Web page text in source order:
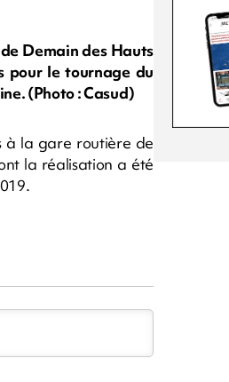
Demain des Hauts
pour le tournage du
(Photo : Casud)
à la gare routière de
la réalisation a été